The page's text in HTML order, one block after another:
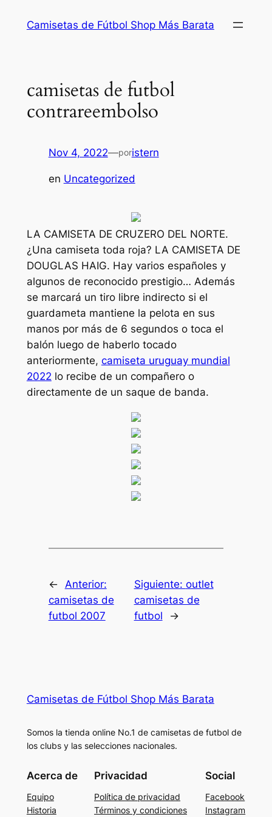
Camisetas de Fútbol Shop Más Barata
camisetas de futbol
contrareembolso
Nov 4, 2022—poristern
en Uncategorized
LA CAMISETA DE CRUZERO DEL NORTE.
¿Una camiseta toda roja? LA CAMISETA DE
DOUGLAS HAIG. Hay varios españoles y
algunos de reconocido prestigio… Además
se marcará un tiro libre indirecto si el
guardameta mantiene la pelota en sus
manos por más de 6 segundos o toca el
balón luego de haberlo tocado
anteriormente, camiseta uruguay mundial
2022 lo recibe de un compañero o
directamente de un saque de banda.
←
Anterior:
camisetas de
futbol 2007
Siguiente: outlet
camisetas de
futbol
→
Camisetas de Fútbol Shop Más Barata
Somos la tienda online No.1 de camisetas de futbol de
los clubs y las selecciones nacionales.
Acerca de
Equipo
Historia
Privacidad
Política de privacidad
Términos y condiciones
Social
Facebook
Instagram